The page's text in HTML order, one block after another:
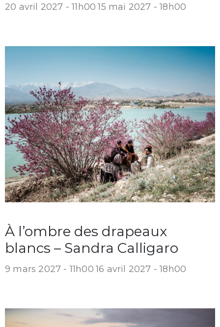
20 avril 2027 - 11h00 15 mai 2027 - 18h00
À l’ombre des drapeaux
blancs – Sandra Calligaro
9 mars 2027 - 11h00 16 avril 2027 - 18h00